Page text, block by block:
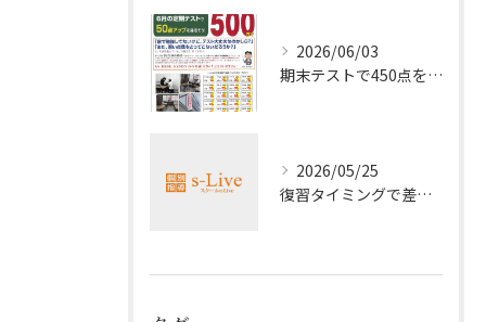
2026/06/03
期末テストで450点を取る勉強法
2026/05/25
復習タイミングで差がつく勉強法